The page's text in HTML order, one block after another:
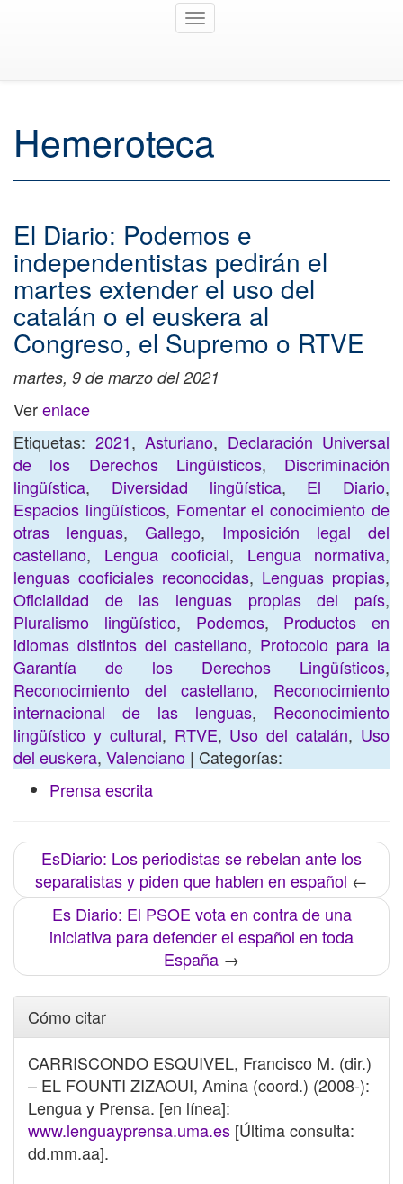
Toggle
Hemeroteca
El Diario: Podemos e
independentistas pedirán el
martes extender el uso del
catalán o el euskera al
Congreso, el Supremo o RTVE
martes, 9 de marzo del 2021
Verenlace
Etiquetas: 2021, Asturiano, Declaración Universal
de los Derechos Lingüísticos, Discriminación
lingüística, Diversidad lingüística, El Diario,
Espacios lingüísticos, Fomentar el conocimiento de
otras lenguas, Gallego, Imposición legal del
castellano, Lengua cooficial, Lengua normativa,
lenguas cooficiales reconocidas, Lenguas propias,
Oficialidad de las lenguas propias del país,
Pluralismo lingüístico, Podemos, Productos en
idiomas distintos del castellano, Protocolo para la
Garantía de los Derechos Lingüísticos,
Reconocimiento del castellano, Reconocimiento
internacional de las lenguas, Reconocimiento
lingüístico y cultural, RTVE, Uso del catalán, Uso
del euskera, Valenciano | Categorías:
Prensa escrita
EsDiario: Los periodistas se rebelan ante los
separatistas y piden que hablen en español ←
Es Diario: El PSOE vota en contra de una
iniciativa para defender el español en toda
España →
Cómo citar
CARRISCONDO ESQUIVEL, Francisco M. (dir.)
– EL FOUNTI ZIZAOUI, Amina (coord.) (2008-):
Lengua y Prensa. [en línea]:
www.lenguayprensa.uma.es [Última consulta:
dd.mm.aa].